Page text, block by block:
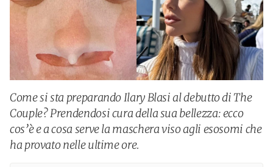
Come si sta preparando Ilary Blasi al debutto di The
Couple? Prendendosi cura della sua bellezza: ecco
cos’è e a cosa serve la maschera viso agli esosomi che
ha provato nelle ultime ore.